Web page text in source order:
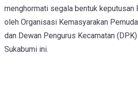
menghormati segala bentuk keputusan
oleh Organisasi Kemasyarakan
dan Dewan Pengurus Kecamatan
Sukabumi ini.